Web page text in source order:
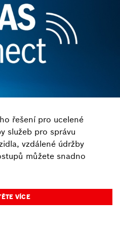
řešení pro ucelené
služeb pro správu
vzdálené údržby
můžete snadno
VÍCE